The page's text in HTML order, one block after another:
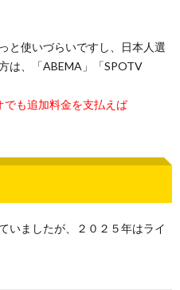
と使いづらいですし、日本人選
は、「ABEMA」「SPOTV
も追加料金を支払えば
いましたが、２０２５年はライ